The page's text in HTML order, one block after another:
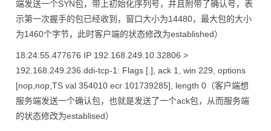
端发送一个SYN包，带上初始化序列号，并且附带了确认号，表
示第一次握手的包已经收到，窗口大小为14480，最大包的大小
为1460个字节，此时客户端的状态修改为established）
18:24:55.477676 IP 192.168.249.10.32806 >
192.168.249.236.ddi-tcp-1: Flags [.], ack 1, win 229, options
[nop,nop,TS val 354010 ecr 101739285], length 0（客户端想
服务端发送一个确认包，也就是发送了一个ack包，从而服务端
的状态修改为establised）